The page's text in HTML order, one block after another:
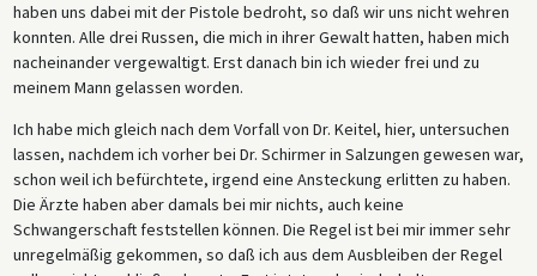
haben uns dabei mit der Pistole bedroht, so daß wir uns nicht wehren
konnten. Alle drei Russen, die mich in ihrer Gewalt hatten, haben mich
nacheinander vergewaltigt. Erst danach bin ich wieder frei und zu
meinem Mann gelassen worden.
Ich habe mich gleich nach dem Vorfall von Dr. Keitel, hier, untersuchen
lassen, nachdem ich vorher bei Dr. Schirmer in Salzungen gewesen war,
schon weil ich befürchtete, irgend eine Ansteckung erlitten zu haben.
Die Ärzte haben aber damals bei mir nichts, auch keine
Schwangerschaft feststellen können. Die Regel ist bei mir immer sehr
unregelmäßig gekommen, so daß ich aus dem Ausbleiben der Regel